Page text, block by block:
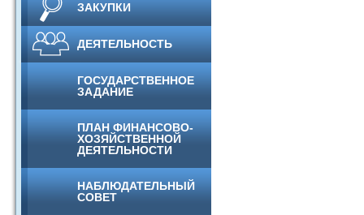
ЗАКУПКИ
ДЕЯТЕЛЬНОСТЬ
ГОСУДАРСТВЕННОЕ
ЗАДАНИЕ
ПЛАН ФИНАНСОВО-
ХОЗЯЙСТВЕННОЙ
ДЕЯТЕЛЬНОСТИ
НАБЛЮДАТЕЛЬНЫЙ
СОВЕТ